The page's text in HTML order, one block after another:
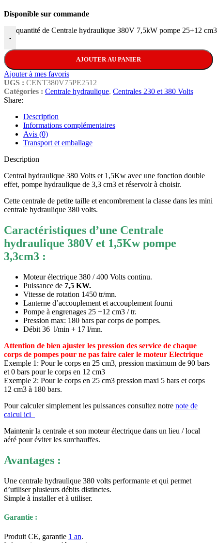
Disponible sur commande
-
quantité de Centrale hydraulique 380V 7,5kW pompe 25+12 cm3
AJOUTER AU PANIER
Ajouter à mes favoris
UGS : CENT380V75PE2512
Catégories : Centrale hydraulique, Centrales 230 et 380 Volts
Share:
Description
Informations complémentaires
Avis (0)
Transport et emballage
Description
Central hydraulique 380 Volts et 1,5Kw avec une fonction double
effet, pompe hydraulique de 3,3 cm3 et réservoir à choisir.
Cette centrale de petite taille et encombrement la classe dans les mini
centrale hydraulique 380 volts.
Caractéristiques d’une Centrale
hydraulique 380V et 1,5Kw pompe
3,3cm3 :
Moteur électrique 380 / 400 Volts continu.
Puissance de 7,5 KW.
Vitesse de rotation 1450 tr/mn.
Lanterne d’accouplement et accouplement fourni
Pompe à engrenages 25 +12 cm3 / tr.
Pression max: 180 bars par corps de pompes.
Débit 36 l/min + 17 l/mn.
Attention de bien ajuster les pression des service de chaque
corps de pompes pour ne pas faire caler le moteur Electrique
Exemple 1: Pour le corps en 25 cm3, pression maximum de 90 bars
et 0 bars pour le corps en 12 cm3
Exemple 2: Pour le corps en 25 cm3 pression maxi 5 bars et corps
12 cm3 à 180 bars.
Pour calculer simplement les puissances consultez notre note de
calcul ici
Maintenir la centrale et son moteur électrique dans un lieu / local
aéré pour éviter les surchauffes.
Avantages :
Une centrale hydraulique 380 volts performante et qui permet
d’utiliser plusieurs débits distinctes.
Simple à installer et à utiliser.
Garantie :
Produit CE, garantie 1 an.